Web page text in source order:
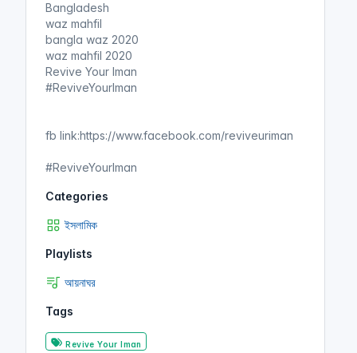
Bangladesh
waz mahfil
bangla waz 2020
waz mahfil 2020
Revive Your Iman
#ReviveYourIman
fb link:https://www.facebook.com/reviveuriman
#ReviveYourIman
Categories
ইসলামিক
Playlists
আয়নাঘর
Tags
Revive Your Iman